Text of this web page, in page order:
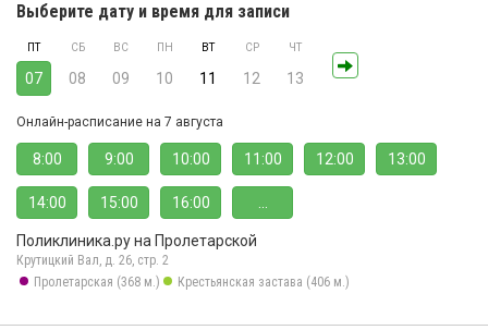
Выберите дату и время для записи
ПТ
07
СБ
08
ВС
09
ПН
10
ВТ
11
СР
12
ЧТ
13
Онлайн-расписание на 7 августа
8:00 9:00 10:00 11:00 12:00 13:00
14:00 15:00 16:00
Поликлиника.ру на Пролетарской
Крутицкий Вал, д. 26, стр. 2
Пролетарская (368 м.)
Крестьянская застава (406 м.)